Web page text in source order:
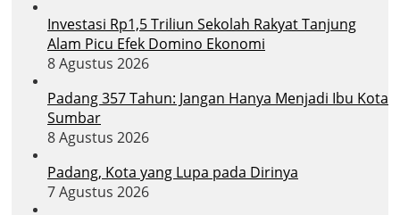
Investasi Rp1,5 Triliun Sekolah Rakyat Tanjung
Alam Picu Efek Domino Ekonomi
8 Agustus 2026
Padang 357 Tahun: Jangan Hanya Menjadi Ibu Kota
Sumbar
8 Agustus 2026
Padang, Kota yang Lupa pada Dirinya
7 Agustus 2026